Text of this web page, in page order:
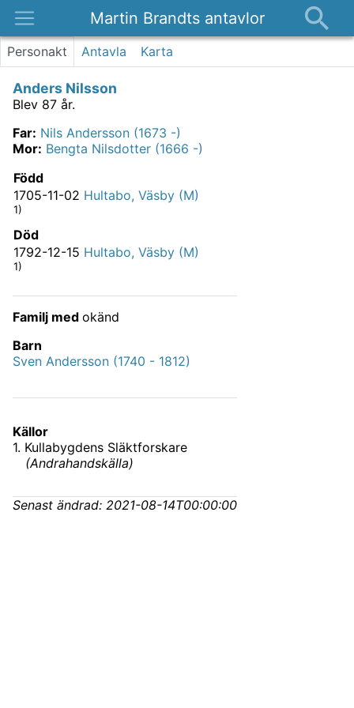
Martin Brandts antavlor
Platser
Om
Kontakt
Personakt Antavla Karta
Anders Nilsson
Blev 87 år.
Far: Nils Andersson (1673 -)
Mor: Bengta Nilsdotter (1666 -)
Född
1705-11-02 Hultabo, Väsby (M)
1)
Död
1792-12-15 Hultabo, Väsby (M)
1)
Familj med okänd
Barn
Sven Andersson (1740 - 1812)
Källor
1. Kullabygdens Släktforskare
(Andrahandskälla)
Senast ändrad: 2021-08-14T00:00:00